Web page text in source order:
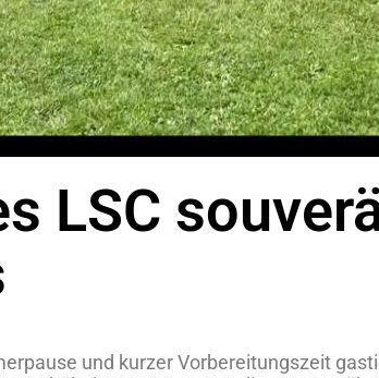
LSC
und kurzer Vorbereitungszeit